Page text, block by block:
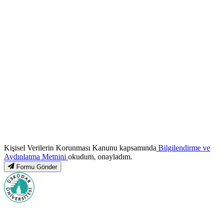
Kişisel Verilerin Korunması Kanunu kapsamında Bilgilendirme ve
Aydınlatma Metnini okudum, onayladım.
Formu Gönder